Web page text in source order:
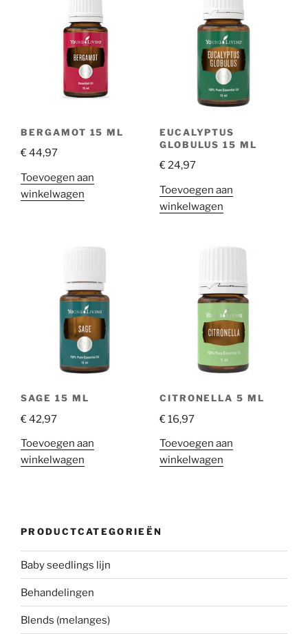
BERGAMOT 15 ML
€44,97
Toevoegen aan
winkelwagen
EUCALYPTUS
GLOBULUS 15 ML
€24,97
Toevoegen aan
winkelwagen
SAGE 15 ML
€42,97
Toevoegen aan
winkelwagen
CITRONELLA 5 ML
€16,97
Toevoegen aan
winkelwagen
PRODUCTCATEGORIEËN
Baby seedlings lijn
Behandelingen
Blends (melanges)